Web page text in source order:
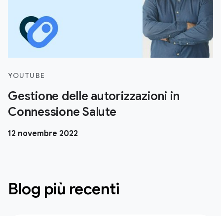
YOUTUBE
Gestione delle autorizzazioni in
Connessione Salute
12 novembre 2022
Blog più recenti